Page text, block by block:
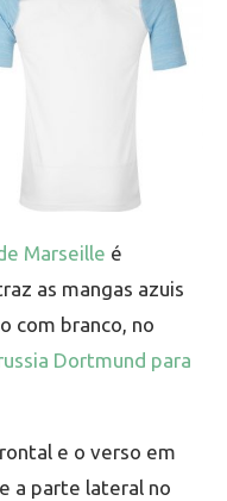
Marseille é
as mangas azuis
com branco, no
Dortmund para
e o verso em
a parte lateral no